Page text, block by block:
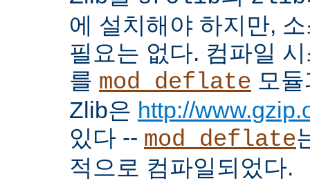
에 설치해야 하지만,
필요는 없다. 컴파일
를 mod_deflate 모
Zlib은 http://
있다 -- mod_deflate
적으로 컴파일되었다.